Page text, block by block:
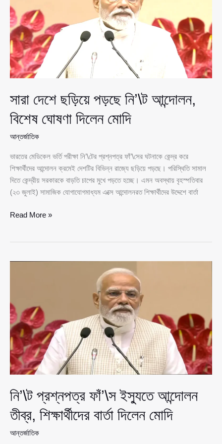
প্রতিমন্ত্রী
সারা দেশে ছড়িয়ে পড়ছে নি’\ট আন্দোলন,
বিশেষ ঘোষণা দিলেন মোদি
আন্তর্জাতিক
ভারতের মেডিকেল ভর্তি পরীক্ষা নি’\টের প্রশ্নপত্র ফাঁ’\সের ঘটনাকে কেন্দ্র করে
শিক্ষার্থীদের আন্দোলন ক্রমেই দেশটির বিভিন্ন রাজ্যে ছড়িয়ে পড়ছে। পরিস্থিতি সামাল
দিতে কেন্দ্রীয় সরকারকে বাড়তি চাপের মুখে পড়তে হচ্ছে। এমন অবস্থায় বৃহস্পতিবার
(২৩ জুলাই) সামাজিক যোগাযোগমাধ্যম এক্সে আন্দোলনরত শিক্ষার্থীদের উদ্দেশে বার্তা
সারা
নি’\ট
দিলেন
মোদি
Read More »
নি’\ট প্রশ্নপত্র ফাঁ’\স ইস্যুতে আন্দোলন
তীব্র, শিক্ষার্থীদের বার্তা দিলেন মোদি
আন্তর্জাতিক